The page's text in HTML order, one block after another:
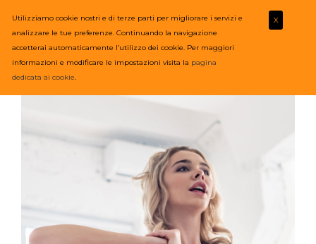
Utilizziamo cookie nostri e di terze parti per migliorare i servizi e
analizzare le tue preferenze. Continuando la navigazione
accetterai automaticamente l’utilizzo dei cookie. Per maggiori
informazioni e modificare le impostazioni visita la pagina
dedicata ai cookie.
X